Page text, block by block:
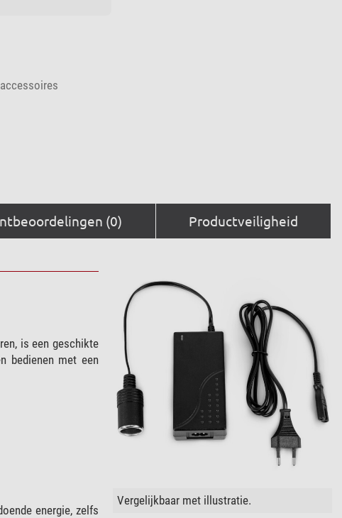
(0) Productveiligheid
is een geschikte
bedienen met een
energie, zelfs
Vergelijkbaar met illustratie.